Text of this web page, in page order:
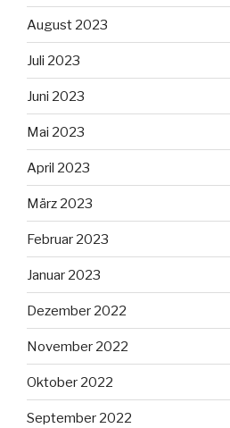
August 2023
Juli 2023
Juni 2023
Mai 2023
April 2023
März 2023
Februar 2023
Januar 2023
Dezember 2022
November 2022
Oktober 2022
September 2022